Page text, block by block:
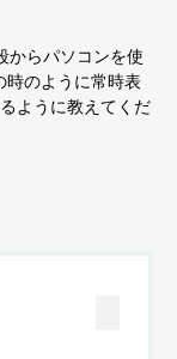
からパソコンを使
時のように常時表
ように教えてくだ